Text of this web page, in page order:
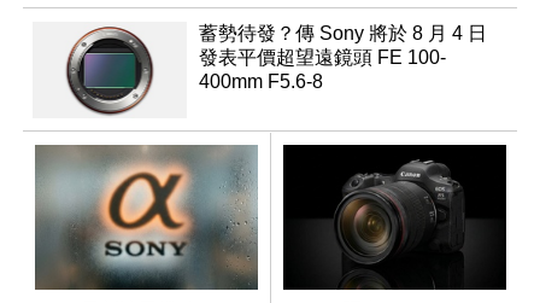
蓄勢待發？傳 Sony 將於 8 月 4 日
發表平價超望遠鏡頭 FE 100-
400mm F5.6-8